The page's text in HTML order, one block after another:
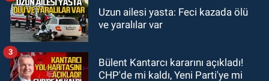
17:17Zonguldakspor’dan Süper
SİYASET
Uzun ailesi yasta: Feci kazada ölü
ve yaralılar var
Bülent Kantarcı kararını açıkladı!
CHP'de mi kaldı, Yeni Parti'ye mi
3